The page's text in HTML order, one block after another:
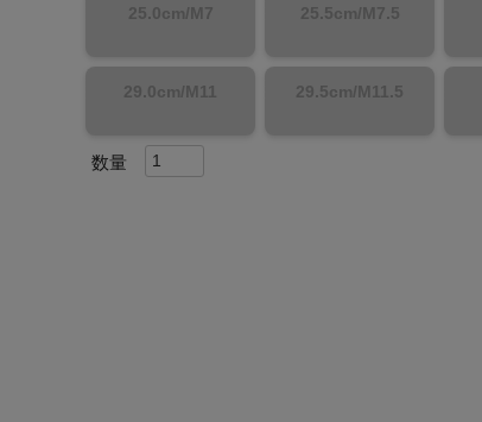
25.0cm/M7 25.5cm/M7.5
29.0cm/M11 29.5cm/M11.5